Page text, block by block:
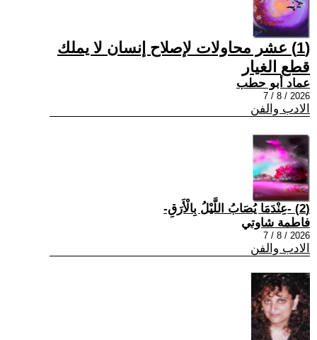
(1) عشر محاولات لإصلاح إنسان لا يملك
قطع الغيار
عماد أبو حطب
2026 / 8 / 7
الادب والفن
(2) -عِنْدَمَا يُصَابُ اللَّيْلُ بِالْأَرَقِ-
فاطمة شاوتي
2026 / 8 / 7
الادب والفن